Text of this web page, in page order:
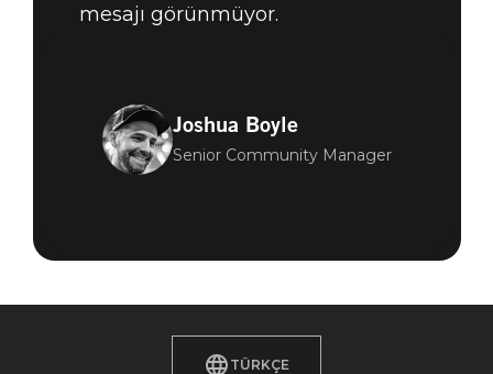
mesajı görünmüyor.
Joshua Boyle
Senior Community Manager
TÜRKÇE